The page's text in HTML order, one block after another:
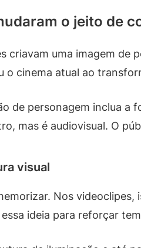
o jeito de
criavam uma imagem de
o cinema atual ao
de personagem inclua a
mas é audiovisual. O
visual
Nos
ideia para reforçar